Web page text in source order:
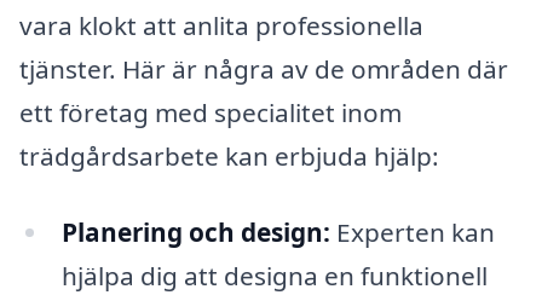
vara klokt att anlita professionella
tjänster. Här är några av de områden där
ett företag med specialitet inom
trädgårdsarbete kan erbjuda hjälp:
Planering och design: Experten kan
hjälpa dig att designa en funktionell